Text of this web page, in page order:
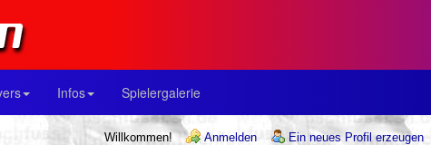
Infos Spielergalerie
Willkommen! Anmelden Ein neues Profil erzeugen